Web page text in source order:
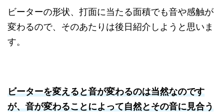
ビーターの形状、打面に当たる面積でも音や感触が
変わるので、そのあたりは後日紹介しようと思いま
す。
ビーターを変えると音が変わるのは当然なのです
が、音が変わることによって自然とその音に見合う